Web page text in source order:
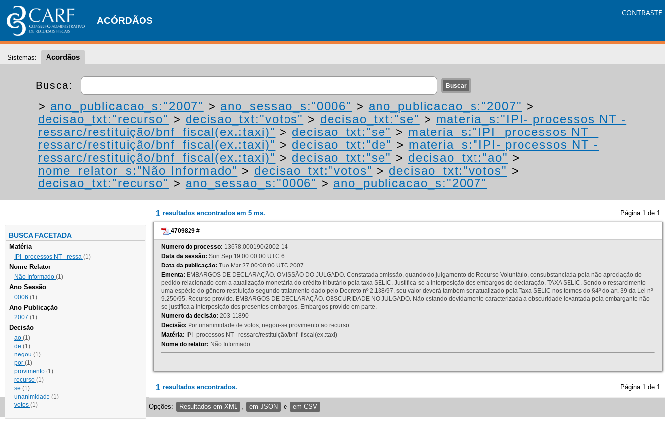
ACÓRDÃOS
CONTRASTE
Sistemas: Acordãos
Busca:
> ano_publicacao_s:"2007" > ano_sessao_s:"0006" > ano_publicacao_s:"2007" >
decisao_txt:"recurso" > decisao_txt:"votos" > decisao_txt:"se" > materia_s:"IPI- processos NT -
ressarc/restituição/bnf_fiscal(ex.:taxi)" > decisao_txt:"se" > materia_s:"IPI- processos NT -
ressarc/restituição/bnf_fiscal(ex.:taxi)" > decisao_txt:"de" > materia_s:"IPI- processos NT -
ressarc/restituição/bnf_fiscal(ex.:taxi)" > decisao_txt:"se" > decisao_txt:"ao" >
nome_relator_s:"Não Informado" > decisao_txt:"votos" > decisao_txt:"votos" >
decisao_txt:"recurso" > ano_sessao_s:"0006" > ano_publicacao_s:"2007"
BUSCA FACETADA
Matéria
IPI- processos NT - ressa (1)
Nome Relator
Não Informado (1)
Ano Sessão
0006 (1)
Ano Publicação
2007 (1)
Decisão
ao (1)
de (1)
negou (1)
por (1)
provimento (1)
recurso (1)
se (1)
unanimidade (1)
votos (1)
1 resultados encontrados em 5 ms. Página 1 de 1
4709829 #
Numero do processo: 13678.000190/2002-14
Data da sessão: Sun Sep 19 00:00:00 UTC 6
Data da publicação: Tue Mar 27 00:00:00 UTC 2007
Ementa: EMBARGOS DE DECLARAÇÃO. OMISSÃO DO JULGADO. Constatada omissão, quando do julgamento do Recurso Voluntário, consubstanciada pela não apreciação do
pedido relacionado com a atualização monetária do crédito tributário pela taxa SELIC. Justifica-se a interposição dos embargos de declaração. TAXA SELIC. Sendo o ressarcimento
uma espécie do gênero restituição segundo tratamento dado pelo Decreto nº 2.138/97, seu valor deverá também ser atualizado pela Taxa SELIC nos termos do §4º do art. 39 da Lei nº
9.250/95. Recurso provido. EMBARGOS DE DECLARAÇÃO. OBSCURIDADE NO JULGADO. Não estando devidamente caracterizada a obscuridade levantada pela embargante não
se justifica a interposição dos presentes embargos. Embargos provido em parte.
Numero da decisão: 203-11890
Decisão: Por unanimidade de votos, negou-se provimento ao recurso.
Matéria: IPI- processos NT - ressarc/restituição/bnf_fiscal(ex.:taxi)
Nome do relator: Não Informado
1 resultados encontrados. Página 1 de 1
Opções: Resultados em XML em JSON e em CSV